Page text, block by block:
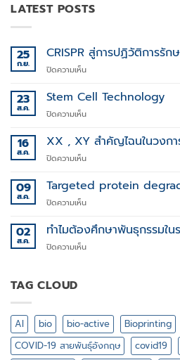
LATEST POSTS
25
ก.ย.
CRISPR สู่การปฏิวัติการรัก
ปิดความเห็นบน
สู่
ปฏิวัติ
รักษา
ทาง
23
ส.ค.
Stem Cell Technology
ปิดความเห็นบน
Cell
Technology
16
ส.ค.
XX , XY สำคัญไฉนในวงกา
ปิดความเห็นบน
,
สำคัญ
ใน
กีฬา
09
ส.ค.
Targeted protein
ปิดความเห็นบน
protein
(TPD)
02
ส.ค.
ทำไมต้องศึกษาพันธุกรรมใน
ปิดความเห็นบน
ระดับ
เซลล์
เดี่ยว
TAG CLOUD
AI bio bio-active Bioprinting
COVID-19 สายพันธุ์อังกฤษ
covid19